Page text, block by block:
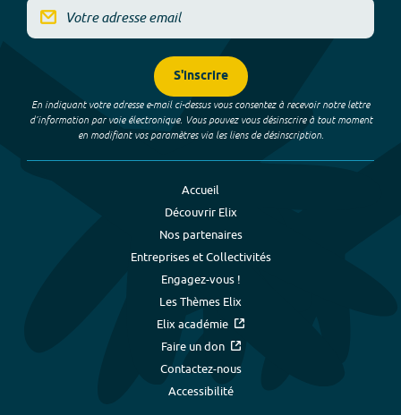
S'inscrire
En indiquant votre adresse e-mail ci-dessus vous consentez à recevoir notre lettre
d’information par voie électronique. Vous pouvez vous désinscrire à tout moment
en modifiant vos paramètres via les liens de désinscription.
Accueil
Découvrir Elix
Nos partenaires
Entreprises et Collectivités
Engagez-vous !
Les Thèmes Elix
Elix académie
Faire un don
Contactez-nous
Accessibilité